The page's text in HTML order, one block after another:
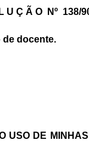
U Ç Ã O Nº 138/
de docente.
DE